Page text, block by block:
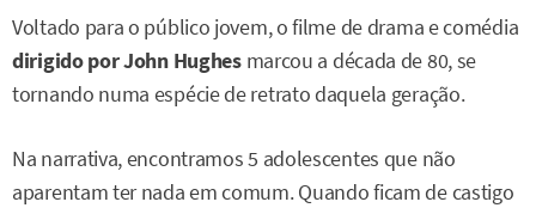
Voltado para o público jovem, o filme de drama e comédia
dirigido por John Hughesmarcou a década de 80, se
tornando numa espécie de retrato daquela geração.
Na narrativa, encontramos 5 adolescentes que não
aparentam ter nada em comum. Quando ficam de castigo